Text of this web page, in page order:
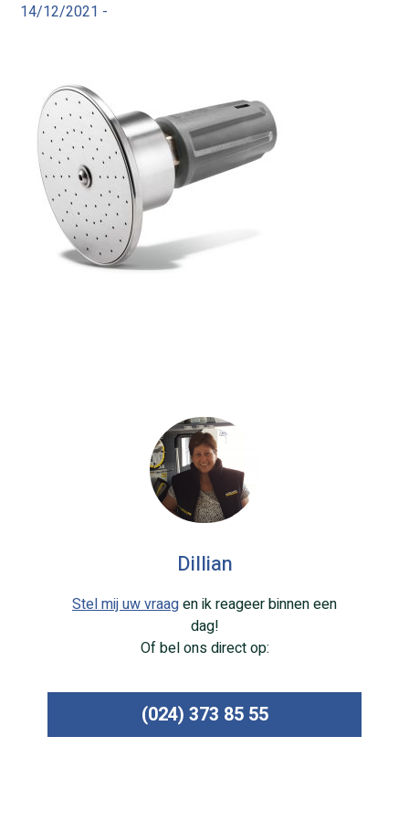
14/12/2021 -
Dillian
Stel mij uw vraagen ik reageer binnen een
dag!
Of bel ons direct op:
(024) 373 85 55